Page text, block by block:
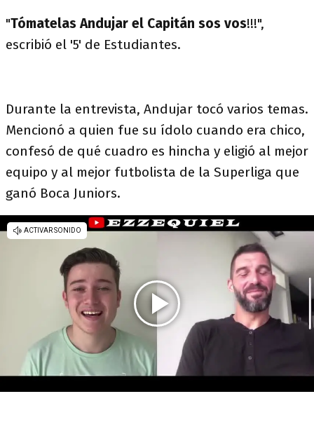
"Tómatelas Andujar el Capitán sos vos!!!",
escribió el '5' de Estudiantes.
Durante la entrevista, Andujar tocó varios temas.
Mencionó a quien fue su ídolo cuando era chico,
confesó de qué cuadro es hincha y eligió al mejor
equipo y al mejor futbolista de la Superliga que
ganó Boca Juniors.